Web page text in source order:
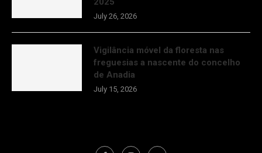
July 26, 2026
Vigilância móvel da floresta nas
freguesias a nascente do concelho
de Anadia
July 15, 2026